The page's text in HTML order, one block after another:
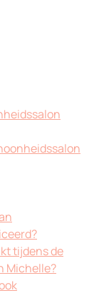
tijdens de
Michelle?